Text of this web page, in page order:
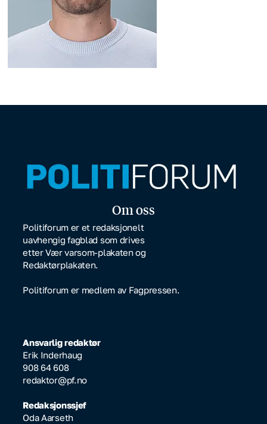
Om oss
Politiforum er et redaksjonelt
uavhengig fagblad som drives
etter Vær varsom-plakaten og
Redaktørplakaten.
Politiforum er medlem av Fagpressen.
Ansvarlig redaktør
Erik Inderhaug
908 64 608
redaktor@pf.no
Redaksjonssjef
Oda Aarseth